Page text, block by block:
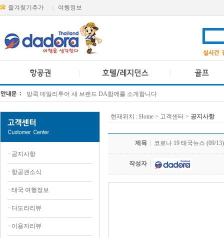
즐겨찾기추가 여행정보
방콕 데일리투어 새 브랜드 DA함께를 소개합니다
· 공지사항
· 항공권소식
· 태국 여행정보
· 다도라리뷰
· 이용자리뷰
현재위치 : Home > 고객센터 > 공지사항
제목 코로나 19 태국뉴스 (09/13)
작성자